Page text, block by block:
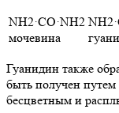
NH2·CO·NH2
мочевина
Гуанидин также
быть получен путем
бесцветным и